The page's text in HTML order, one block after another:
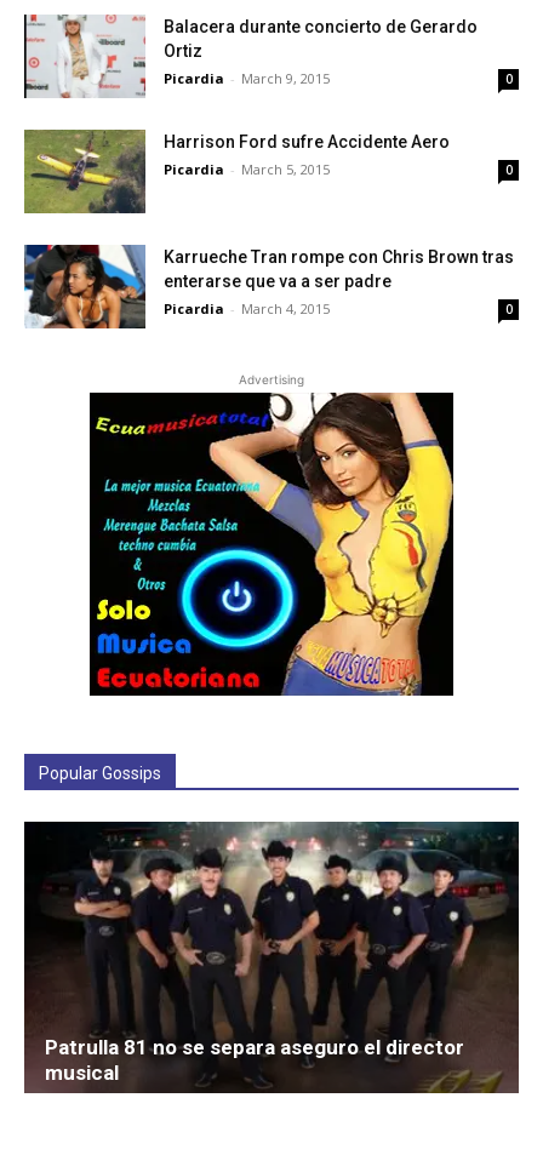
Balacera durante concierto de Gerardo
Ortiz
Picardia - March 9, 2015 0
Harrison Ford sufre Accidente Aero
Picardia - March 5, 2015 0
Karrueche Tran rompe con Chris Brown tras
enterarse que va a ser padre
Picardia - March 4, 2015 0
Nuevo estreno musical de Voz a Voz presenta
tema “Amor de Novelas”
Picardia - February 3, 2015 0
Nuevo Video de Maroon 5 “Wedding
Crashers” logra más de 61 millones de
Picardia
tuviera que decirlo
Picardia - January 20, 2015 0
Chismes que de una posible relación entre J
Lo y Pitbull
Picardia - January 11, 2015
Carlos Villagrán “Quico” reacciona
emocionalmente tras la muerte de
Chespirito